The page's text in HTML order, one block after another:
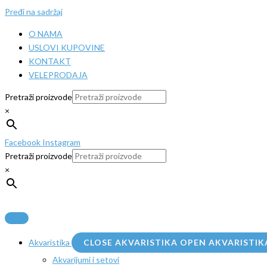
Pređi na sadržaj
O NAMA
USLOVI KUPOVINE
KONTAKT
VELEPRODAJA
Pretraži proizvode
×
Facebook Instagram
Pretraži proizvode
×
Akvaristika CLOSE AKVARISTIKA OPEN
Akvarijumi i setovi